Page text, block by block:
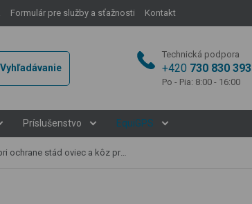
Formulár pre služby a sťažnosti Kontakt
Vyhľadávanie
Technická podpora
+420 730 830 393
Po - Pia: 8:00 - 16:00
Príslušenstvo EquiGPS
stád oviec a kôz pred vlkmi